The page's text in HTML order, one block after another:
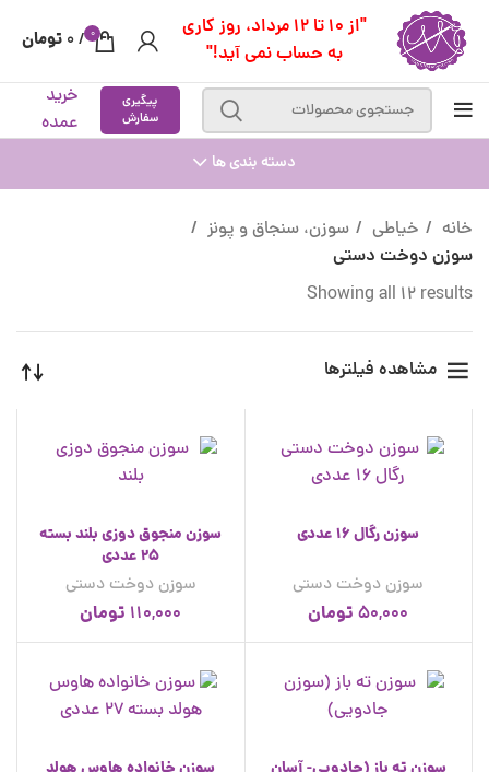
"از 10 تا 12 مرداد، روز کاری
به حساب نمی آید!"
0
/
0 تومان
پیگیری
سفارش
خرید
عمده
دسته بندی ها
خانه خیاطی
سوزن، سنجاق و پونز
سوزن دوخت دستی
Showing all 12 results
مشاهده فیلترها
سوزن رگال 16 عددی
سوزن دوخت دستی
50,000 تومان
سوزن منجوق دوزی بلند بسته
25 عددی
سوزن دوخت دستی
110,000 تومان